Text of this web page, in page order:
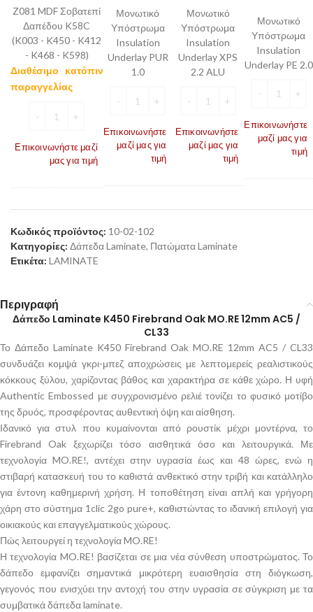
(K003
-
K450
-
-
K468
K598)
Z081 MDF Σοβατεπί
Δαπέδου K58C
(K003 - K450 - K412
- K468 - K598)
Διαθέσιμο κατόπιν
παραγγελίας
Επικοινωνήστε μαζί
μας για τιμή
Μονωτικό
Υπόστρωμα
Insulation
Underlay PUR
1.0
Επικοινωνήστε
μαζί μας για
τιμή
Μονωτικό
Υπόστρωμα
Insulation
Underlay XPS
2.2 ALU
Επικοινωνήστε
μαζί μας για
τιμή
Μονωτικό
Υπόστρωμα
Insulation
Underlay PE 2.0
Επικοινωνήστε
μαζί μας για
τιμή
Κωδικός προϊόντος: 10-02-102
Κατηγορίες: Δάπεδα Laminate, Πατώματα Laminate
Ετικέτα: LAMINATE
Περιγραφή
Δάπεδο Laminate K450 Firebrand Oak MO.RE 12mm AC5 /
CL33
Το Δάπεδο Laminate K450 Firebrand Oak MO.RE 12mm AC5 / CL33
συνδυάζει κομψά γκρι-μπεζ αποχρώσεις με λεπτομερείς ρεαλιστικούς
κόκκους ξύλου, χαρίζοντας βάθος και χαρακτήρα σε κάθε χώρο. Η υφή
Authentic Embossed με συγχρονισμένο ρελιέ τονίζει το φυσικό μοτίβο
της δρυός, προσφέροντας αυθεντική όψη και αίσθηση.
Ιδανικό για στυλ που κυμαίνονται από ρουστίκ μέχρι μοντέρνα, το
Firebrand Oak ξεχωρίζει τόσο αισθητικά όσο και λειτουργικά. Με
τεχνολογία MO.RE!, αντέχει στην υγρασία έως και 48 ώρες, ενώ η
στιβαρή κατασκευή του το καθιστά ανθεκτικό στην τριβή και κατάλληλο
για έντονη καθημερινή χρήση. Η τοποθέτηση είναι απλή και γρήγορη
χάρη στο σύστημα 1clic 2go pure+, καθιστώντας το ιδανική επιλογή για
οικιακούς και επαγγελματικούς χώρους.
Πώς λειτουργεί η τεχνολογία MO.RE!
Η τεχνολογία MO.RE! βασίζεται σε μια νέα σύνθεση υποστρώματος. Το
δάπεδο εμφανίζει σημαντικά μικρότερη ευαισθησία στη διόγκωση,
γεγονός που ενισχύει την αντοχή του στην υγρασία σε σύγκριση με τα
συμβατικά δάπεδα laminate.